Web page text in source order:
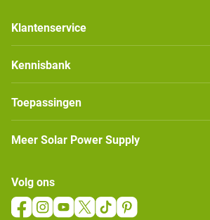
Klantenservice
Kennisbank
Toepassingen
Meer Solar Power Supply
Volg ons